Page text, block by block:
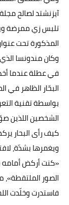
آيزنشتد لصالح
تلبس زي ممرضة
المذكورة تحت
وكان مندونسا الذي
في عطلة عندما
البحّار الظاهر في
بواسطة تقنية
الشخصين اللذين
كيف رأى البحار
ويغمرها بشدّة،
«كنت أركض أمامه
الصور الملتقطة»،
فاستدرت وخلّدت